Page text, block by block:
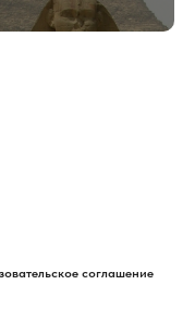
соглашение